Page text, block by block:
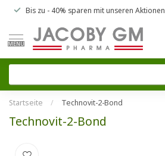
Bis zu - 40% sparen mit unseren Aktionen
MENU
Startseite / Technovit-2-Bond
Technovit-2-Bond